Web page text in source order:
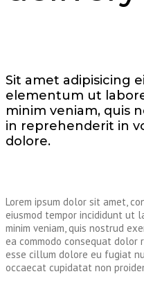
Sit amet adipisicing
elementum ut
minim veniam, quis
in reprehenderit in
dolore.
Lorem ipsum dolor sit amet,
eiusmod tempor incididunt ut
minim veniam, quis nostrud
ea commodo consequat
esse cillum dolore eu fugiat
occaecat cupidatat non